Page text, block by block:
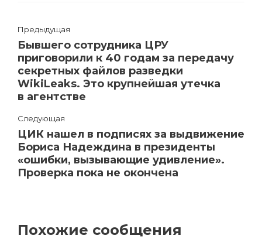
Предыдущая
Бывшего сотрудника ЦРУ
приговорили к 40 годам за передачу
секретных файлов разведки
WikiLeaks. Это крупнейшая утечка
в агентстве
Следующая
ЦИК нашел в подписях за выдвижение
Бориса Надеждина в президенты
«ошибки, вызывающие удивление».
Проверка пока не окончена
Похожие сообщения